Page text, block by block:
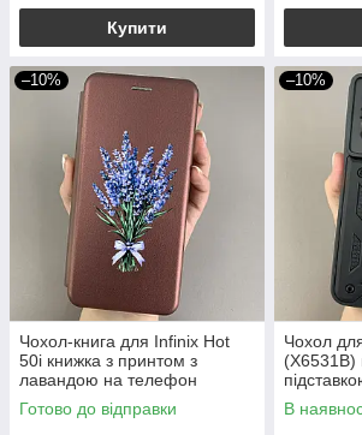
Купити
–10%
Чохол-книга для Infinix Hot
50i книжка з принтом з
лавандою на телефон
інфінікс хот 50і бордова q07w
Готово до відправки
–10%
Чохол
(X6531B)
інфінікс
В